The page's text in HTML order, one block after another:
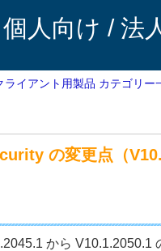
人向け / 法
ライアント用製品 カテゴリー
の変更点（
から V10.1.2050.1